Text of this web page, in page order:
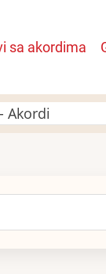
sa akordima
Akordi